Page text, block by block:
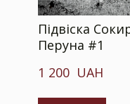
Підвіска
Перуна #1
1 200  UAH